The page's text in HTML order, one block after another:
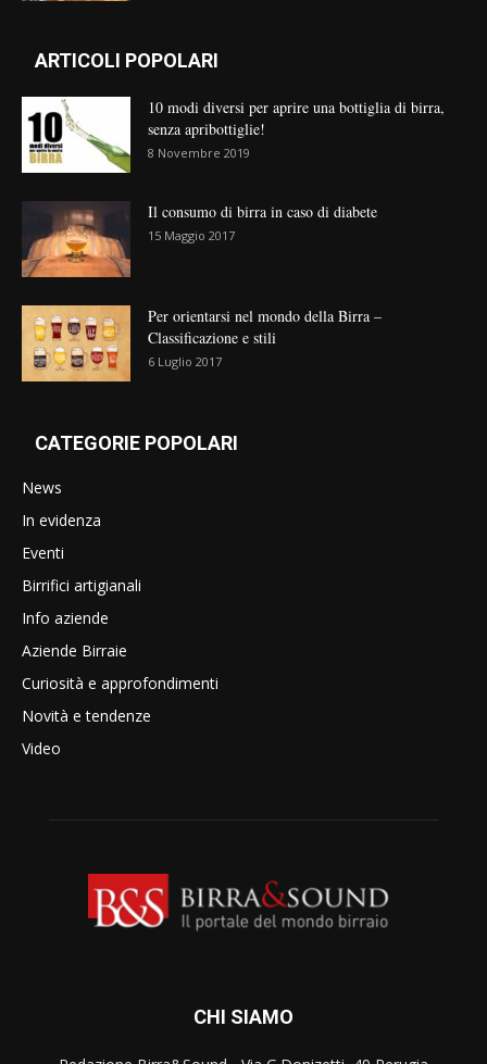
ARTICOLI POPOLARI
10 modi diversi per aprire una bottiglia di birra,
senza apribottiglie!
8 Novembre 2019
Il consumo di birra in caso di diabete
15 Maggio 2017
Per orientarsi nel mondo della Birra –
Classificazione e stili
6 Luglio 2017
CATEGORIE POPOLARI
News
In evidenza
Eventi
Birrifici artigianali
Info aziende
Aziende Birraie
Curiosità e approfondimenti
Novità e tendenze
Video
CHI SIAMO